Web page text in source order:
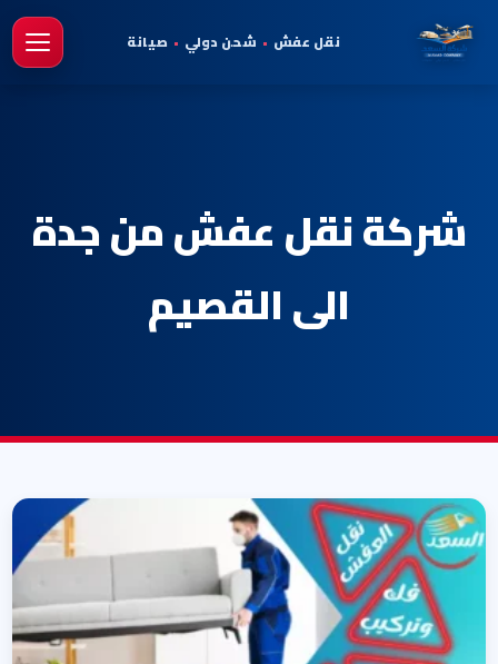
نقل عفش • شحن دولي • صيانة
شركة نقل عفش من جدة
الى القصيم